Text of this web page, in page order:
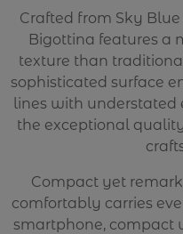
Crafted from Sky
Bigottina features a
texture than
sophisticated surface
lines with
the exceptional
Compact yet
comfortably carries
smartphone, compact